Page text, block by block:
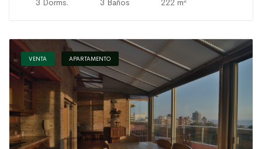
3 Dorms. 3 Baños 222 m
VENTA APARTAMENTO